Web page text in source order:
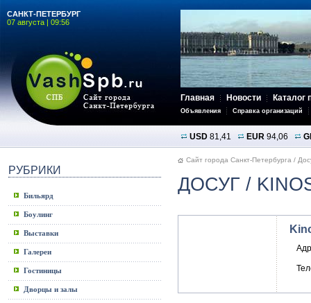
САНКТ-ПЕТЕРБУРГ
07 августа | 09:56
Главная Новости Каталог
Объявления Справка организаций
USD 81,41 EUR 94,06
РУБРИКИ
Бильярд
Боулинг
Выставки
Галереи
Гостиницы
Дворцы и залы
Сайт города Санкт-Петербурга /
ДОСУГ /